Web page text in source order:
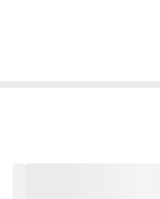
کارت‌های بانکی، کارت
دارد.